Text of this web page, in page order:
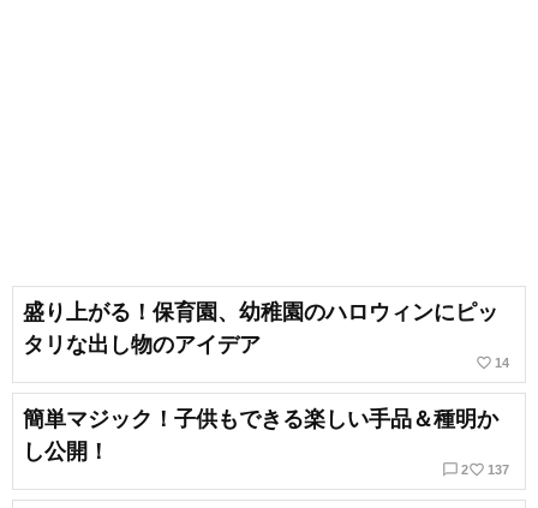
盛り上がる！保育園、幼稚園のハロウィンにピッ
タリな出し物のアイデア
favorite_border 14
簡単マジック！子供もできる楽しい手品＆種明か
し公開！
chat_bubble_outline 2favorite_border 137